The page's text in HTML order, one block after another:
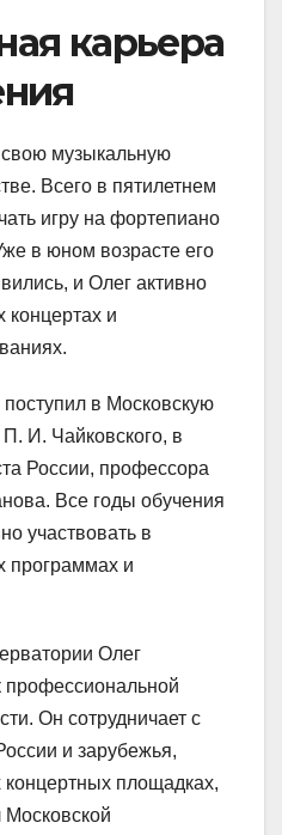
карьера
музыкальную
Всего в пятилетнем
игру на фортепиано
в юном возрасте его
и Олег активно
концертах и
поступил в Московскую
И. Чайковского, в
России, профессора
Все годы обучения
участвовать в
программах и
Олег
профессиональной
Он сотрудничает с
и зарубежья,
площадках,
Московской